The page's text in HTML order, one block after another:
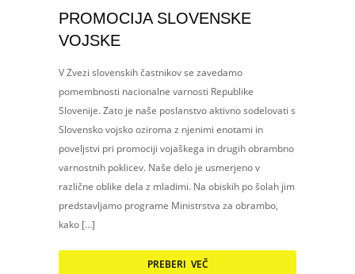
PROMOCIJA SLOVENSKE
VOJSKE
V Zvezi slovenskih častnikov se zavedamo
pomembnosti nacionalne varnosti Republike
Slovenije. Zato je naše poslanstvo aktivno sodelovati s
Slovensko vojsko oziroma z njenimi enotami in
poveljstvi pri promociji vojaškega in drugih obrambno
varnostnih poklicev. Naše delo je usmerjeno v
različne oblike dela z mladimi. Na obiskih po šolah jim
predstavljamo programe Ministrstva za obrambo,
kako […]
PREBERI VEČ